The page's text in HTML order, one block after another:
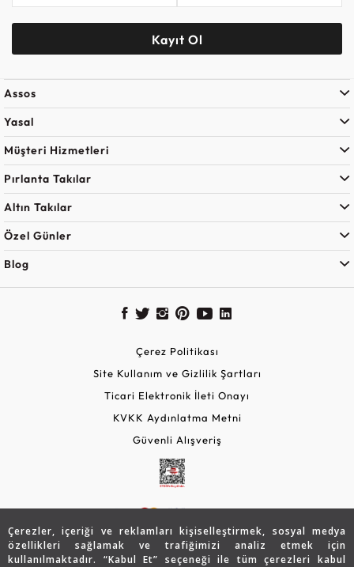
Çerezler, içeriği ve reklamları kişiselleştirmek, sosyal medya
özellikleri sağlamak ve trafiğimizi analiz etmek için
kullanılmaktadır. “Kabul Et” seçeneği ile tüm çerezleri kabul
Kayıt Ol
Assos
Yasal
Müşteri Hizmetleri
Pırlanta Takılar
Altın Takılar
Özel Günler
Blog
Çerez Politikası
Site Kullanım ve Gizlilik Şartları
Ticari Elektronik İleti Onayı
KVKK Aydınlatma Metni
Güvenli Alışveriş